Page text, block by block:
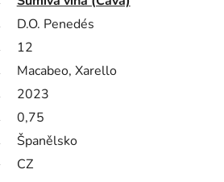
D.O. Penedés
12
Macabeo, Xarello
2023
0,75
Španělsko
CZ